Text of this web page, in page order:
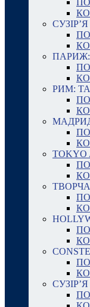
РИМ:
TOKYO